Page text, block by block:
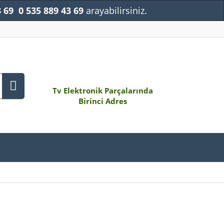
Tv Elektronik Parçalarında
Birinci Adres
69 0 535 889 43 69 arayabilirsiniz.